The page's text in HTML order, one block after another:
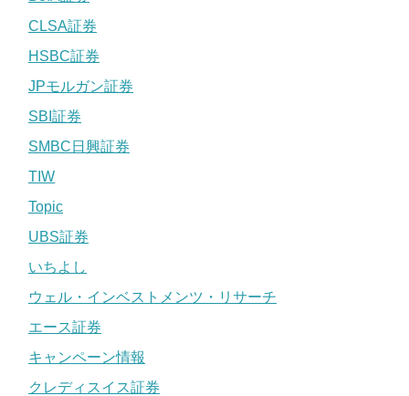
CLSA証券
HSBC証券
JPモルガン証券
SBI証券
SMBC日興証券
TIW
Topic
UBS証券
いちよし
ウェル・インベストメンツ・リサーチ
エース証券
キャンペーン情報
クレディスイス証券